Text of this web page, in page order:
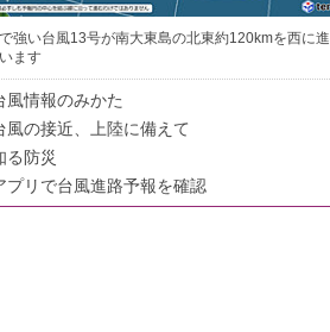
強い台風13号が南大東島の北東約120kmを西に進
ます
風情報のみかた
風の接近、上陸に備えて
る防災
プリで台風進路予報を確認